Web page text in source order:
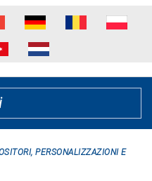
PERSONALIZZAZIONI E